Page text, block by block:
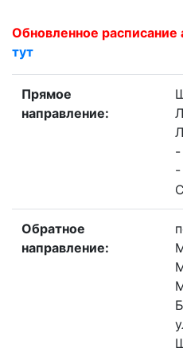
Обновленное
тут
Прямое
направление:
-
-
Обратное
направление: